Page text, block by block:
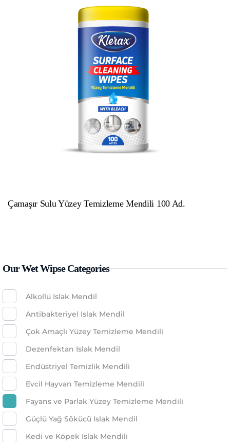
Çamaşır Sulu Yüzey Temizleme Mendili 100 Ad.
Our Wet Wipse Categories
Alkollü Islak Mendil
Antibakteriyel Islak Mendil
Çok Amaçlı Yüzey Temizleme Mendili
Dezenfektan Islak Mendil
Endüstriyel Temizlik Mendili
Evcil Hayvan Temizleme Mendili
Fayans ve Parlak Yüzey Temizleme Mendili
Güçlü Yağ Sökücü Islak Mendil
Kedi ve Köpek Islak Mendili